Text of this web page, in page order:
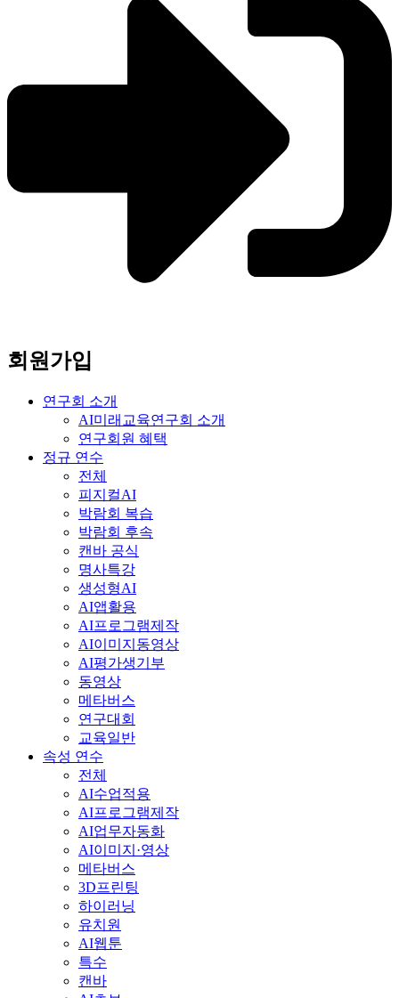
회원가입
연구회 소개
AI미래교육연구회 소개
연구회원 혜택
정규 연수
전체
피지컬AI
박람회 복습
박람회 후속
캔바 공식
명사특강
생성형AI
AI앱활용
AI프로그램제작
AI이미지동영상
AI평가생기부
동영상
메타버스
연구대회
교육일반
속성 연수
전체
AI수업적용
AI프로그램제작
AI업무자동화
AI이미지·영상
메타버스
3D프린팅
하이러닝
유치원
AI웹툰
특수
캔바